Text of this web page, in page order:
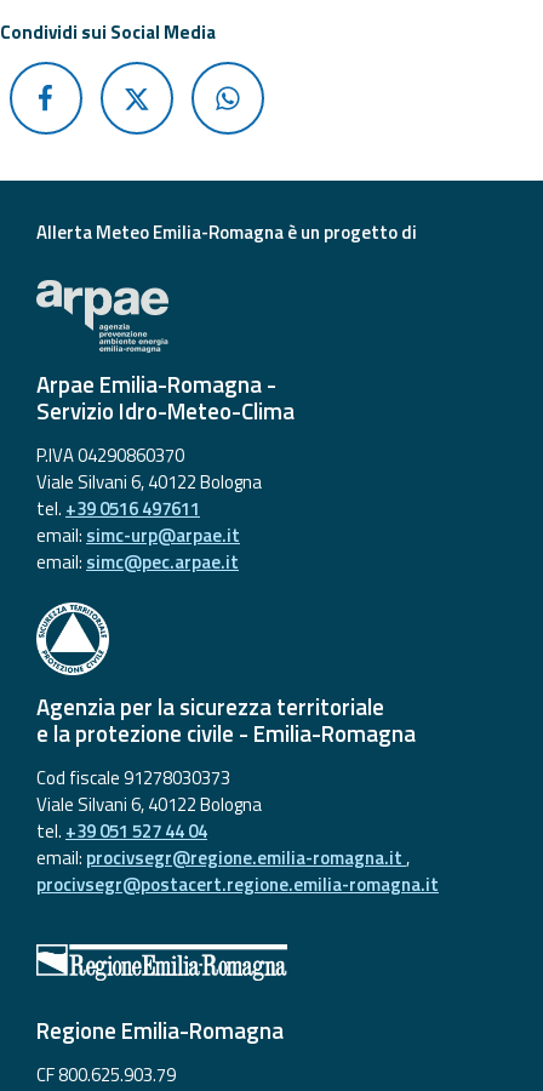
Aggiornamenti
Informazioni
utili
frequenti
Guida per gli
sviluppatori
Il progetto
Allerta
Meteo
Romagna
Contatti
Condividi sui Social Media
Allerta Meteo Emilia-Romagna è un progetto di
Arpae Emilia-Romagna -
Servizio Idro-Meteo-Clima
P.IVA 04290860370
Viale Silvani 6, 40122 Bologna
tel. +39 0516 497611
email: simc-urp@arpae.it
email: simc@pec.arpae.it
Agenzia per la sicurezza territoriale
e la protezione civile - Emilia-Romagna
Cod fiscale 91278030373
Viale Silvani 6, 40122 Bologna
tel. +39 051 527 44 04
email: procivsegr@regione.emilia-romagna.it,
procivsegr@postacert.regione.emilia-romagna.it
Regione Emilia-Romagna
CF 800.625.903.79